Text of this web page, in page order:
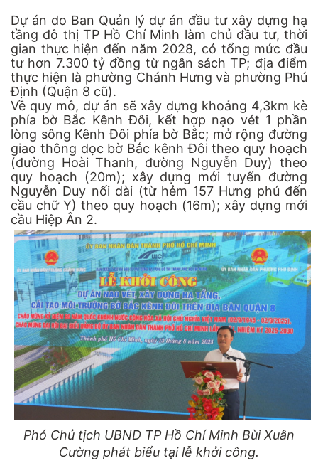
Dự án do Ban Quản lý dự án đầu tư xây dựng hạ
tầng đô thị TP Hồ Chí Minh làm chủ đầu tư, thời
gian thực hiện đến năm 2028, có tổng mức đầu
tư hơn 7.300 tỷ đồng từ ngân sách TP; địa điểm
thực hiện là phường Chánh Hưng và phường Phú
Định (Quận 8 cũ).
Về quy mô, dự án sẽ xây dựng khoảng 4,3km kè
phía bờ Bắc Kênh Đôi, kết hợp nạo vét 1 phần
lòng sông Kênh Đôi phía bờ Bắc; mở rộng đường
giao thông dọc bờ Bắc kênh Đôi theo quy hoạch
(đường Hoài Thanh, đường Nguyễn Duy) theo
quy hoạch (20m); xây dựng mới tuyến đường
Nguyễn Duy nối dài (từ hẻm 157 Hưng phú đến
cầu chữ Y) theo quy hoạch (16m); xây dựng mới
cầu Hiệp Ân 2.
Phó Chủ tịch UBND TP Hồ Chí Minh Bùi Xuân
Cường phát biểu tại lễ khởi công.